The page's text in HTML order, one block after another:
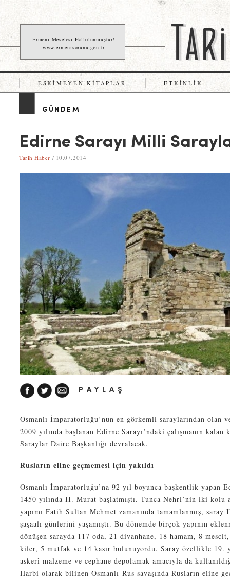
Ermeni Meselesi Hallolunmuştur!
www.ermenisorunu.gen.tr
ESKIMEYEN KITAPLAR ETKINLIK
GÜNDEM
Edirne Sarayı Milli
Tarih Haber / 10.07.2014
PAYLAŞ
Osmanlı İmparatorluğu’nun en görkemli saraylarından olan
2009 yılında başlanan Edirne Sarayı’ndaki çalışmanın kalan
Saraylar Daire Başkanlığı devralacak.
Rusların eline geçmemesi için yakıldı
Osmanlı İmparatorluğu’na 92 yıl boyunca başkentlik yapan
1450 yılında II. Murat başlatmıştı. Tunca Nehri’nin iki kolu
yapımı Fatih Sultan Mehmet zamanında tamamlanmış,
şaşaalı günlerini yaşamıştı. Bu dönemde birçok yapının
dönüşen sarayda 117 oda, 21 divanhane, 18 hamam, 8
kiler, 5 mutfak ve 14 kasır bulunuyordu. Saray özellikle 19.
askerî malzeme ve cephane depolamak amacıyla da
Harbi olarak bilinen Osmanlı-Rus savaşında Rusların eline